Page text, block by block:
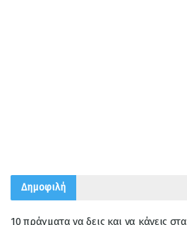
Δημοφιλή
10 πράγματα να δεις και να κάνεις στα